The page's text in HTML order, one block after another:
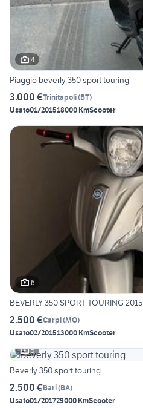
4
Piaggio beverly 350 sport touring
3.000 €Trinitapoli(BT)
Usato01/201518000 KmScooter
6
BEVERLY 350 SPORT TOURING 2015
2.500 €Carpi(MO)
Usato02/201513000 KmScooter
5
Beverly 350 sport touring
2.500 €Bari(BA)
Usato01/201729000 KmScooter